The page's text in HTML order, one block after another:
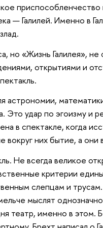
приспособленчество
— Галилей. Именно в
но «Жизнь
открытиями и
астрономии,
Это удар по эгоизму и
в спектакле, когда
вокруг них бытие, а они
Не всегда великое
критерии
слепцам и
мыслят
театр, именно в